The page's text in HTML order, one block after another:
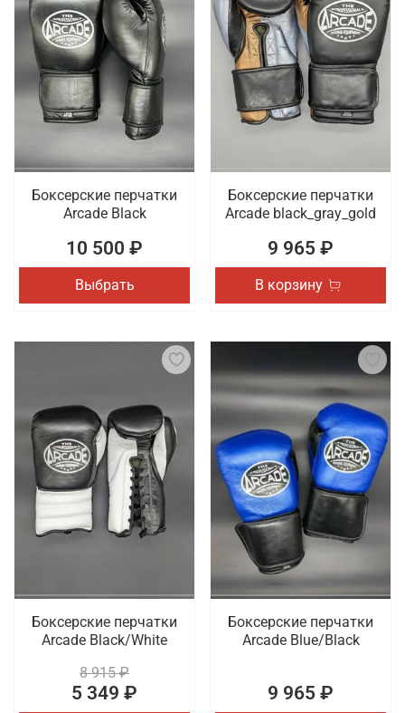
В интернет-магазине Octagon Shop можно купить
спортивные перчатки высокого качества из
натуральной кожи или кожзама. Предлагаем
женские, мужские и унисекс модели,
декорированные оригинальными принтами.
Доставка покупок осуществляется по Якутску.
Боксерские перчатки
Arcade Black
10 500 ₽
Выбрать
Боксерские перчатки
Arcade black_gray_gold
9 965 ₽
В корзину
Боксерские перчатки
Arcade Black/White
8 915 ₽
5 349 ₽
Боксерские перчатки
Arcade Blue/Black
9 965 ₽